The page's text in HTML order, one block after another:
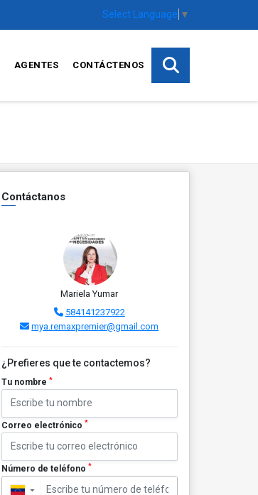
Select Language ▼
AGENTES CONTÁCTENOS
Contáctanos
Mariela Yumar
584141237922
mya.remaxpremier@gmail.com
¿Prefieres que te contactemos?
Tu nombre *
Correo electrónico *
Número de teléfono *
▼